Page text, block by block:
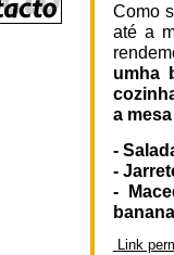
Como
até a
umha
a
-
-
-
Link